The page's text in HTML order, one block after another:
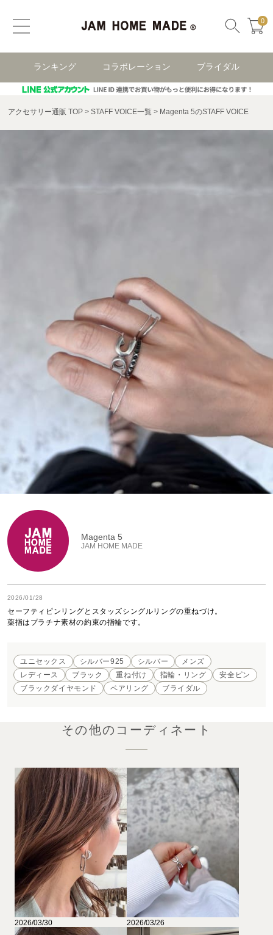
0
ランキング コラボレーション ブライダル
アクセサリー通販 TOP STAFF VOICE一覧 Magenta 5のSTAFF VOICE
Magenta 5
JAM HOME MADE
2026/01/28
セーフティピンリングとスタッズシングルリングの重ねづけ。
薬指はプラチナ素材の約束の指輪です。
ユニセックス シルバー925 シルバー
メンズ
レディース
ブラック 重ね付け 指輪・リング
安全ピン
ブラックダイヤモンド
ペアリング ブライダル
その他のコーディネート
2026/03/30 2026/03/26